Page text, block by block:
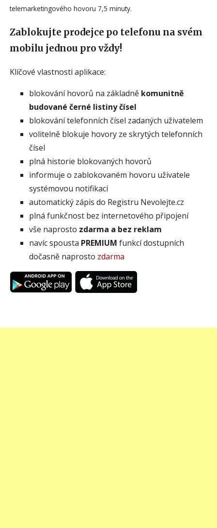
telemarketingového hovoru 7,5 minuty.
Zablokujte prodejce po telefonu na svém
mobilu jednou pro vždy!
Klíčové vlastnosti aplikace:
blokování hovorů na základně komunitně
budované černé listiny čísel
blokování telefonních čísel zadaných uživatelem
volitelně blokuje hovory ze skrytých telefonních
čísel
plná historie blokovaných hovorů
informuje o zablokovaném hovoru uživatele
systémovou notifikací
automatický zápis do Registru Nevolejte.cz
plná funkčnost bez internetového připojení
vše naprosto zdarma a bez reklam
navíc spousta PREMIUM funkcí dostupních
dočasně naprosto zdarma